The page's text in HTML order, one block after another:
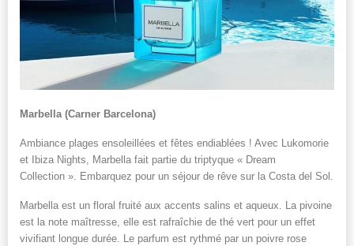
Marbella (Carner Barcelona)
Ambiance plages ensoleillées et fêtes endiablées ! Avec Lukomorie
et Ibiza Nights, Marbella fait partie du triptyque « Dream
Collection ». Embarquez pour un séjour de rêve sur la Costa del Sol.
Marbella est un floral fruité aux accents salins et aqueux. La pivoine
est la note maîtresse, elle est rafraîchie de thé vert pour un effet
vivifiant longue durée. Le parfum est rythmé par un poivre rose